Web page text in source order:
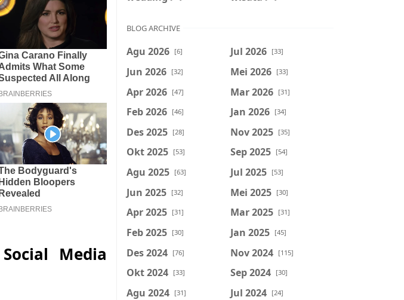
Media
BLOG ARCHIVE
Agu 2026 [6] Jul 2026 [33]
Jun 2026 [32] Mei 2026 [33]
Apr 2026 [47] Mar 2026 [31]
Feb 2026 [46] Jan 2026 [34]
Des 2025 [28] Nov 2025 [35]
Okt 2025 [53] Sep 2025 [54]
Agu 2025 [63] Jul 2025 [53]
Jun 2025 [32] Mei 2025 [30]
Apr 2025 [31] Mar 2025 [31]
Feb 2025 [30] Jan 2025 [45]
Des 2024 [76] Nov 2024 [115]
Okt 2024 [33] Sep 2024 [30]
Agu 2024 [31] Jul 2024 [24]